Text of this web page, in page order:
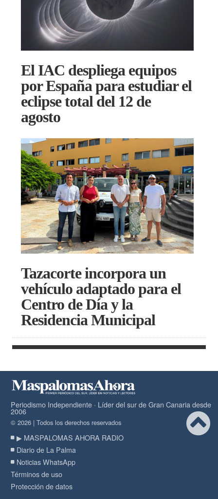
El IAC despliega equipos
por España para estudiar el
eclipse total del 12 de
agosto
Tazacorte incorpora un
vehículo adaptado para el
Centro de Día y la
Residencia Municipal
Periodismo Independiente · Líder del sur de Gran Canaria desde
2006
© 2026 | Todos los derechos reservados
▶ MASPALOMAS AHORA RADIO
Diario de La Palma
Noticias WhatsApp
Términos de uso
Protección de datos